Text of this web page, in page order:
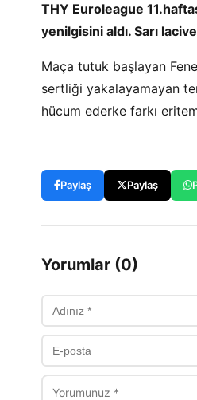
THY Euroleague
yenilgisini aldı. Sarı
Maça tutuk başlayan
sertliği yakalayamayan
hücum ederke farkı
Paylaş Paylaş
Yorumlar (0)